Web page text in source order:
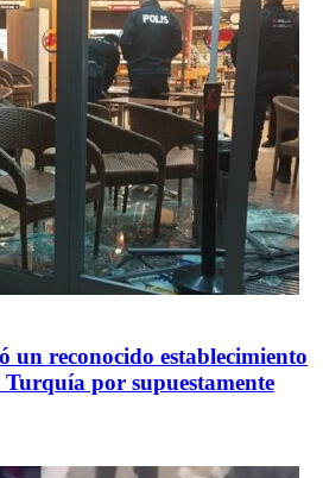
un reconocido establecimiento
por supuestamente